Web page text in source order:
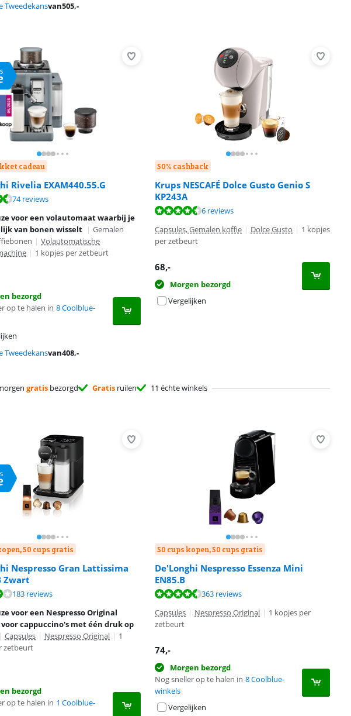
Tweedekansvan505,-
cadeau
Rivelia EXAM440.55.G
74 reviews
voor een volautomaat waarbij je
van bonen wisselt | Gemalen
| Volautomatische
| 1 kopjes per zetbeurt
bezorgd
op te halen in 8 Coolblue-
Tweedekansvan408,-
50% cashback
Krups NESCAFÉ Dolce Gusto Genio S
KP243A
6 reviews
Capsules, Gemalen koffie | Dolce Gusto | 1 kopjes
per zetbeurt
68,-
Morgen bezorgd
Vergelijken
gratis bezorgd Gratis ruilen 11 échte winkels
50 cups gratis
Nespresso Gran Lattissima
Zwart
183 reviews
voor een Nespresso Original
cappuccino's met één druk op
| Capsules | Nespresso Original | 1
zetbeurt
bezorgd
op te halen in 1 Coolblue-
50 cups kopen, 50 cups gratis
De'Longhi Nespresso Essenza Mini
EN85.B
363 reviews
Capsules | Nespresso Original | 1 kopjes per
zetbeurt
74,-
Morgen bezorgd
Nog sneller op te halen in 8 Coolblue-
winkels
Vergelijken